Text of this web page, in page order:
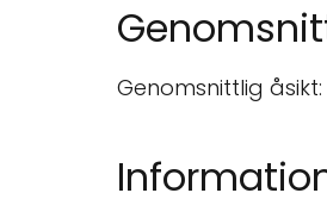
Genomsnittlig åsikt: